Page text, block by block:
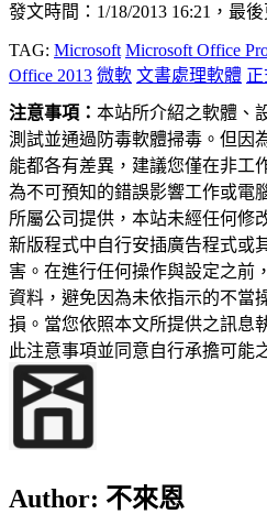
發文時間：1/18/2013 16:21，最
TAG: Microsoft Microsoft Office
Office 2013 微軟 文書處理軟體
注意事項： 本站所介紹之軟體、
測試並通過防毒軟體掃毒。但因
能都各有差異，建議您僅在非工
為不可預知的錯誤影響工作或電
所屬公司提供，本站未經任何修
新版程式中自行安插廣告程式或
害。在進行任何操作與設定之前
資料，避免因為未依指示的不當
損。當您依照本文所提供之訊息
此注意事項並同意自行承擔可能
Author: 不來恩